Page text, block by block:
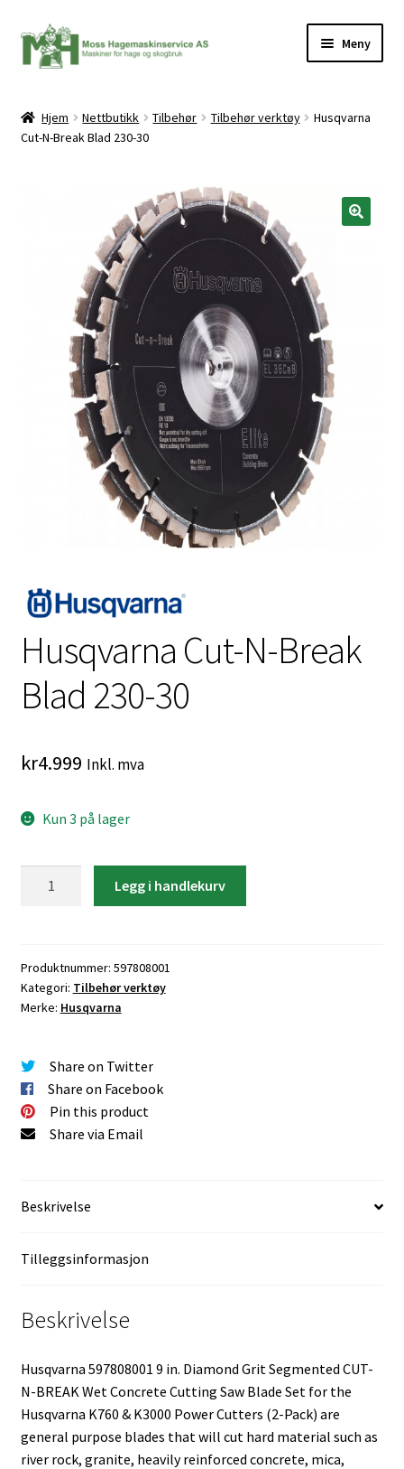
Hopp
til
Hopp
til
Meny
Hjem Nettbutikk Tilbehør Tilbehør verktøy
Husqvarna
Cut-N-Break Blad 230-30
Husqvarna Cut-N-Break
Blad 230-30
kr4.999 Inkl. mva
Kun 3 på lager
Blad
230-
30
Legg i handlekurv
Produktnummer: 597808001
Kategori: Tilbehør verktøy
Merke: Husqvarna
Share on Twitter
Share on Facebook
Pin this product
Share via Email
Beskrivelse
Tilleggsinformasjon
Beskrivelse
Husqvarna 597808001 9 in. Diamond Grit Segmented CUT-
N-BREAK Wet Concrete Cutting Saw Blade Set for the
Husqvarna K760 & K3000 Power Cutters (2-Pack) are
general purpose blades that will cut hard material such as
river rock, granite, heavily reinforced concrete, mica,